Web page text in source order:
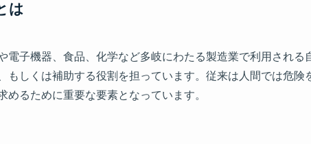
は
電子機器、食品、化学など多岐にわたる製造業で利用され
もしくは補助する役割を担っています。従来は人間では危
めるために重要な要素となっています。